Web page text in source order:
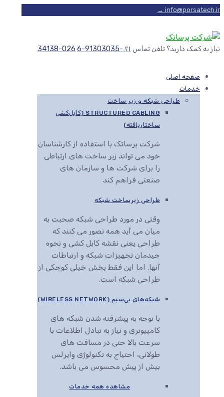
info@porsatech.ir →
نیاز به کمک دارید؟ تلفن تماس ۰۲۱-91303035-6 026-34138
صفحه اصلی
خدمات
طراحی شبکه و زیر ساخت
STRUCTURED CABLING (کابل‌کشی
ساختاریافته)
شرکت پرساتک با استفاده از کارشناسان
خود می تواند زیر ساخت های ارتباطی
را برای شرکت ها و سازمان های
صنعتی فراهم کند
طراحی زیرساخت شبکه
وقتی در مورد طراحی شبکه صحبت به
میان می آید همه تصور می کنند که
طراحی یعنی نقشه کابل کشی و نحوه
چیدمان تجهیزات شبکه و ارتباطات
آنها. اما این فقط بخش خیلی کوچکی از
طراحی شبکه است.
شبکه‌های بی‌سیم (WIRELESS NETWORK)
با توجه به پیشرفته شدن شبکه های
کامپیوتری و نیاز به تبادل اطلاعات با
سرعت بالا حتی در مسافت های
طولانی، احتیاج به تکنولوژی وایرلس
بیش از پیش محسوس می باشد.
مشاهده همه خدمات